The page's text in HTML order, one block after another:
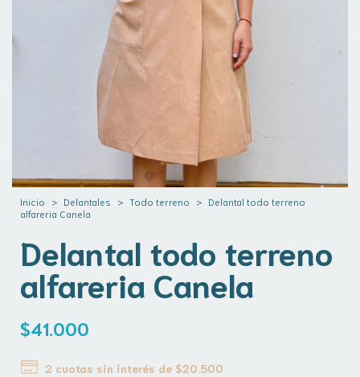
Inicio > Delantales > Todo terreno > Delantal todo terreno
alfareria Canela
Delantal todo terreno
alfareria Canela
$41.000
2 cuotas sin interés de $20.500